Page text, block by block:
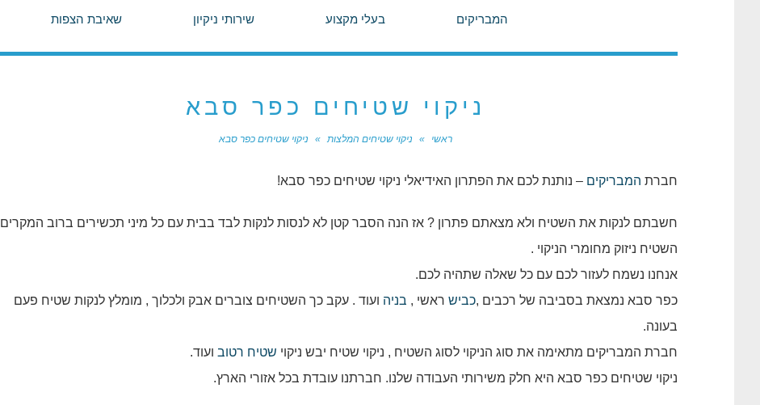
המבריקים בעלי מקצוע שירותי ניקיון שאיבת הצפות
ניקוי שטיחים כפר סבא
ראשי » ניקוי שטיחים המלצות » ניקוי שטיחים כפר סבא
חברת המבריקים – נותנת לכם את הפתרון האידיאלי ניקוי שטיחים כפר סבא!
חשבתם לנקות את השטיח ולא מצאתם פתרון ? אז הנה הסבר קטן לא לנסות לנקות לבד בבית עם כל מיני תכשירים ברוב המקרים
השטיח ניזוק מחומרי הניקוי .
אנחנו נשמח לעזור לכם עם כל שאלה שתהיה לכם.
כפר סבא נמצאת בסביבה של רכבים ,כביש ראשי , בניה ועוד . עקב כך השטיחים צוברים אבק ולכלוך , מומלץ לנקות שטיח פעם
בעונה.
חברת המבריקים מתאימה את סוג הניקוי לסוג השטיח , ניקוי שטיח יבש ניקוי שטיח רטוב ועוד.
ניקוי שטיחים כפר סבא היא חלק משירותי העבודה שלנו. חברתנו עובדת בכל אזורי הארץ.